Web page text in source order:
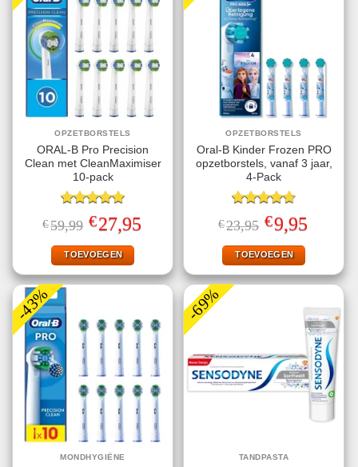
OPZETBORSTELS
ORAL-B Pro Precision
Clean met CleanMaximiser
10-pack
Gewaardeerd
5.00uit 5
€59,99 Oorspronkelijke
prijs
was:
€59,99.
€27,95prijs
TOEVOEGEN
OPZETBORSTELS
Oral-B Kinder Frozen PRO
opzetborstels, vanaf 3 jaar,
4-Pack
Gewaardeerd
4.67uit 5
€23,95 Oorspronkelijke
prijs
was:
€23,95.
€9,95prijs
TOEVOEGEN
-43%
MONDHYGIËNE
-69%
TANDPASTA